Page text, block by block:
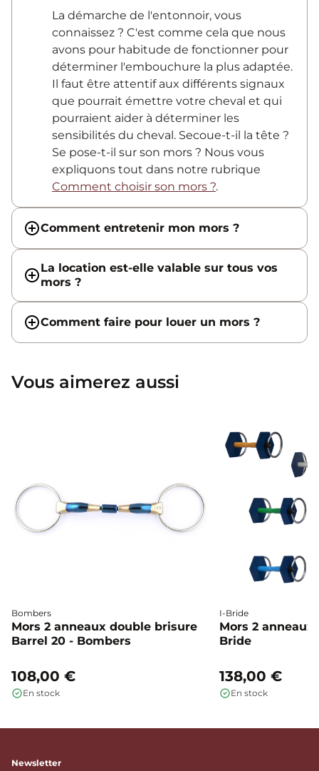
La démarche de l'entonnoir, vous
connaissez ? C'est comme cela que nous
avons pour habitude de fonctionner pour
déterminer l'embouchure la plus adaptée.
Il faut être attentif aux différents signaux
que pourrait émettre votre cheval et qui
pourraient aider à déterminer les
sensibilités du cheval. Secoue-t-il la tête ?
Se pose-t-il sur son mors ? Nous vous
expliquons tout dans notre rubrique
Comment choisir son mors ?.
Comment entretenir mon mors ?
La location est-elle valable sur tous vos
mors ?
Comment faire pour louer un mors ?
Vous aimerez aussi
Bombers
Mors 2 anneaux double brisure
Barrel 20 - Bombers
108,00 €
En stock
I-Bride
Mors 2
Bride
138,00 €
En stock
Newsletter